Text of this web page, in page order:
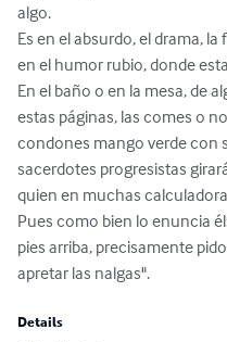
algo.
Es en el absurdo, el drama,
en el humor rubio, donde
En el baño o en la mesa, de
estas páginas, las comes o
condones mango verde con
sacerdotes progresistas
quien en muchas
Pues como bien lo enuncia
pies arriba, precisamente
apretar las nalgas".
Details